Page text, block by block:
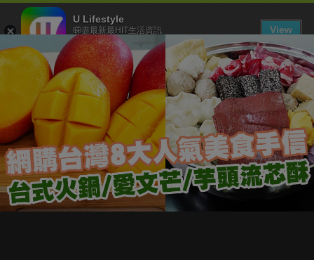
下載 U Lifestyle App
U Lifestyle
睇盡最新最HIT生活資訊
FREE - In Google Play
View